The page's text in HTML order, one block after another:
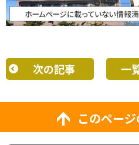
次の記事 一
このペー